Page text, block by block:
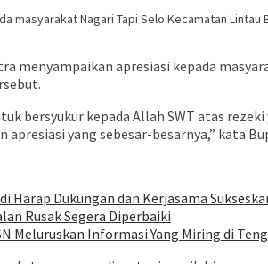
masyarakat Nagari Tapi Selo Kecamatan
menyampaikan apresiasi kepada
bersyukur kepada Allah SWT atas
yang sebesar-besarnya,” kata
Dukungan dan Kerjasama
Rusak Segera Diperbaiki
Meluruskan Informasi Yang Miring di